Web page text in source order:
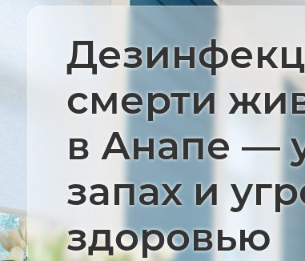
смерти
в Анапе —
запах и
здоровью